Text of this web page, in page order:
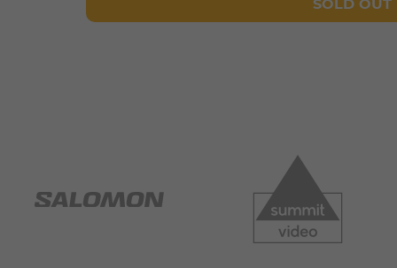
SOLD OUT